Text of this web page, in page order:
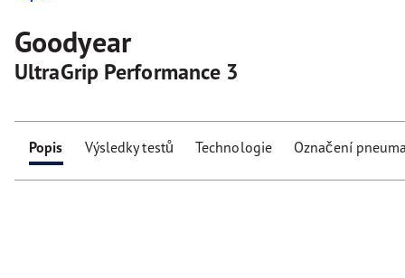
Goodyear
UltraGrip Performance 3
Popis Výsledky testů Technologie Označení